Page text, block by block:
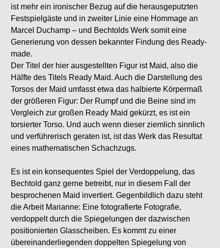
ist mehr ein ironischer Bezug auf die herausgeputzten
Festspielgäste und in zweiter Linie eine Hommage an
Marcel Duchamp – und Bechtolds Werk somit eine
Generierung von dessen bekannter Findung des Ready-
made.
Der Titel der hier ausgestellten Figur ist Maid, also die
Hälfte des Titels Ready Maid. Auch die Darstellung des
Torsos der Maid umfasst etwa das halbierte Körpermaß
der größeren Figur: Der Rumpf und die Beine sind im
Vergleich zur großen Ready Maid gekürzt, es ist ein
torsierter Torso. Und auch wenn dieser ziemlich sinnlich
und verführerisch geraten ist, ist das Werk das Resultat
eines mathematischen Schachzugs.
Es ist ein konsequentes Spiel der Verdoppelung, das
Bechtold ganz gerne betreibt, nur in diesem Fall der
besprochenen Maid invertiert. Gegenbildlich dazu steht
die Arbeit Marianne: Eine fotografierte Fotografie,
verdoppelt durch die Spiegelungen der dazwischen
positionierten Glasscheiben. Es kommt zu einer
übereinanderliegenden doppelten Spiegelung von